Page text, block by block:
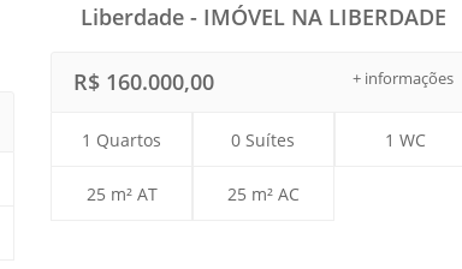
Liberdade - IMÓVEL NA LIBERDADE
+ informações
R$ 160.000,00
1 Quartos 0 Suítes 1 WC
25 m² AT 25 m² AC